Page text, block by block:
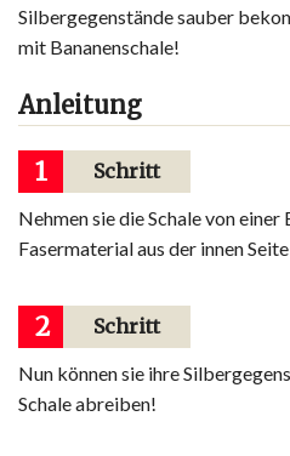
Silbergegenstände sauber
mit Bananenschale!
Anleitung
1 Schritt
Nehmen sie die Schale von einer
Fasermaterial aus der innen
2 Schritt
Nun können sie ihre
Schale abreiben!